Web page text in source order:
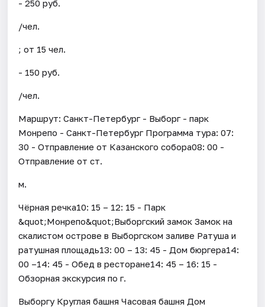
- 250 руб.
/чел.
; от 15 чел.
- 150 руб.
/чел.
Маршрут: Санкт-Петербург - Выборг - парк
Монрепо - Санкт-Петербург Программа тура: 07:
30 - Отправление от Казанского собора08: 00 -
Отправление от ст.
м.
Чёрная речка10: 15 – 12: 15 - Парк
&quot;Монрепо&quot;Выборгский замок Замок на
скалистом острове в Выборгском заливе Ратуша и
ратушная площадь13: 00 – 13: 45 - Дом бюргера14:
00 –14: 45 - Обед в ресторане14: 45 – 16: 15 -
Обзорная экскурсия по г.
Выборгу Круглая башня Часовая башня Дом